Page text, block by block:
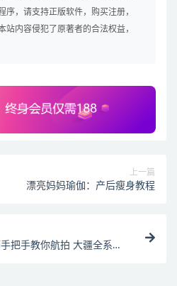
序，请支持正版软件，购买注册，
站内容侵犯了原著者的合法权益，
上一篇
漂亮妈妈瑜伽：产后瘦身教程
把手教你航拍 大疆全系无